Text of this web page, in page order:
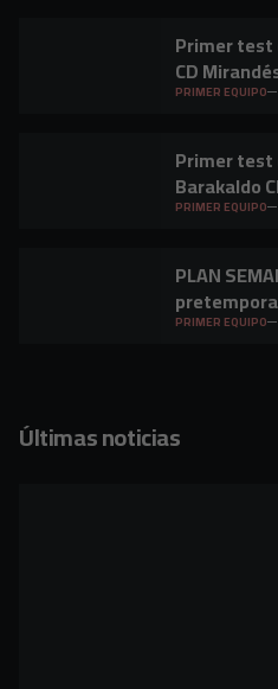
Primer test
CD
PRIMER EQUIPO
Primer
Barakaldo
PRIMER EQUIPO
PLAN
vista
PRIMER EQUIPO
Últimas noticias